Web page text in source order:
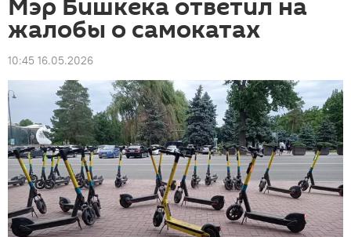
Мэр Бишкека ответил на
жалобы о самокатах
10:45 16.05.2026